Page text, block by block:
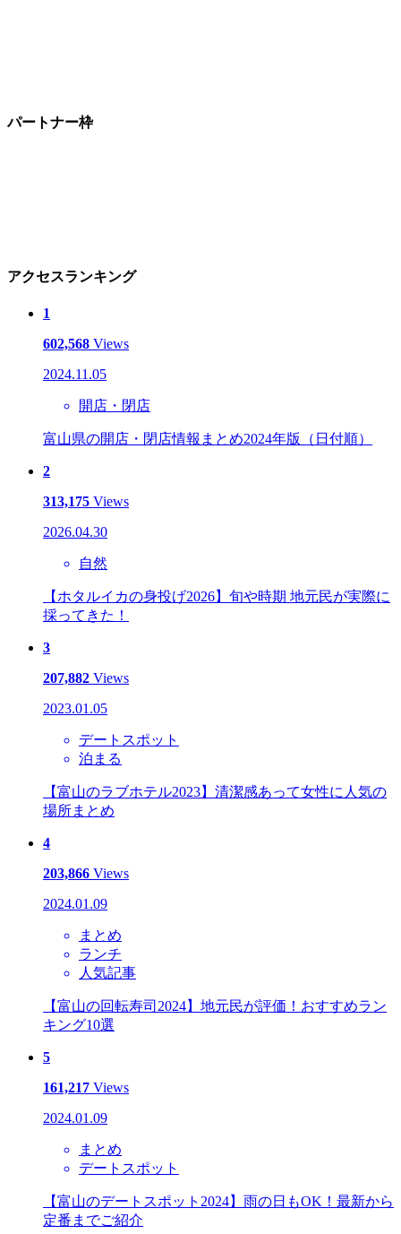
パートナー枠
アクセスランキング
1
602,568 Views
2024.11.05
開店・閉店
富山県の開店・閉店情報まとめ2024年版（日付順）
2
313,175 Views
2026.04.30
自然
【ホタルイカの身投げ2026】旬や時期 地元民が実際に
採ってきた！
3
207,882 Views
2023.01.05
デートスポット
泊まる
【富山のラブホテル2023】清潔感あって女性に人気の
場所まとめ
4
203,866 Views
2024.01.09
まとめ
ランチ
人気記事
【富山の回転寿司2024】地元民が評価！おすすめラン
キング10選
5
161,217 Views
2024.01.09
まとめ
デートスポット
【富山のデートスポット2024】雨の日もOK！最新から
定番までご紹介